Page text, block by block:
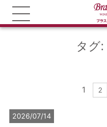
タグ:
1 2
2026/07/14